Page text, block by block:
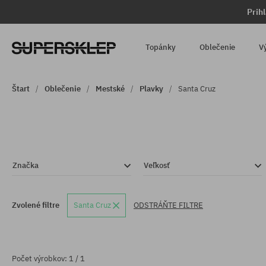
Topánky Oblečenie
Štart Oblečenie Mestské Plavky Santa Cruz
Značka Veľkosť
Zvolené filtre Santa Cruz ODSTRÁŇTE FILTRE
Počet výrobkov: 1 / 1